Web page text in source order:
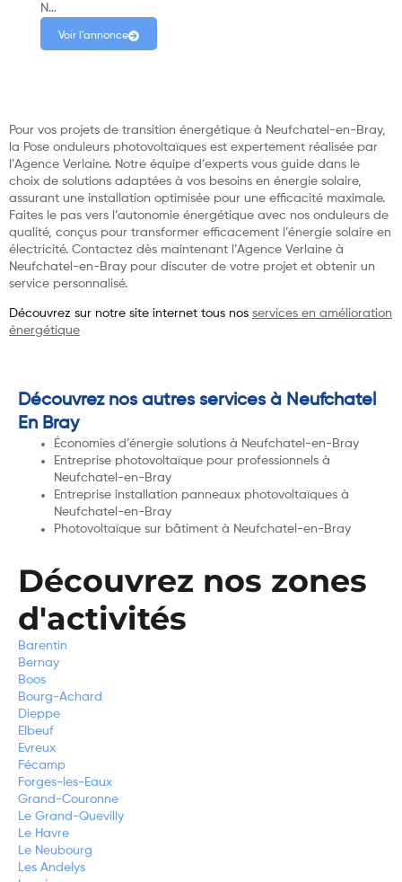
N…
Voir l'annonce
Pour vos projets de transition énergétique à Neufchatel-en-Bray,
la Pose onduleurs photovoltaïques est expertement réalisée par
l’Agence Verlaine. Notre équipe d’experts vous guide dans le
choix de solutions adaptées à vos besoins en énergie solaire,
assurant une installation optimisée pour une efficacité maximale.
Faites le pas vers l’autonomie énergétique avec nos onduleurs de
qualité, conçus pour transformer efficacement l’énergie solaire en
électricité. Contactez dès maintenant l’Agence Verlaine à
Neufchatel-en-Bray pour discuter de votre projet et obtenir un
service personnalisé.
Découvrez sur notre site internet tous nos services en amélioration
énergétique
Découvrez nos autres services à Neufchatel
En Bray
Économies d’énergie solutions à Neufchatel-en-Bray
Entreprise photovoltaïque pour professionnels à
Neufchatel-en-Bray
Entreprise installation panneaux photovoltaïques à
Neufchatel-en-Bray
Photovoltaïque sur bâtiment à Neufchatel-en-Bray
Découvrez nos zones
d'activités
Barentin
Bernay
Boos
Bourg-Achard
Dieppe
Elbeuf
Evreux
Fécamp
Forges-les-Eaux
Grand-Couronne
Le Grand-Quevilly
Le Havre
Le Neubourg
Les Andelys